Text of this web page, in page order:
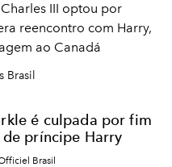
III optou por
reencontro com Harry,
ao Canadá
Brasil
é culpada por fim
príncipe Harry
Brasil